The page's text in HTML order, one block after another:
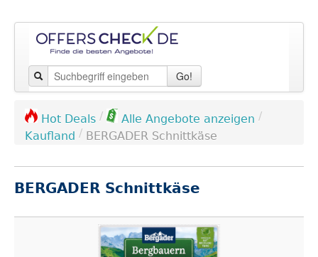
Go!
Hot Deals / Alle Angebote anzeigen /
Kaufland / BERGADER Schnittkäse
BERGADER Schnittkäse